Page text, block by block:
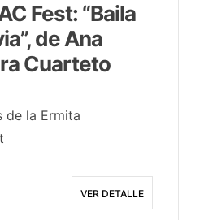
Fest: “Baila
de Ana
Cuarteto
de la Ermita
VER DETALLE